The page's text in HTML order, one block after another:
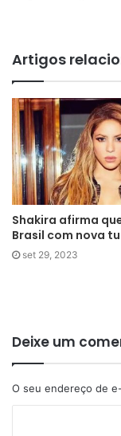
Artigos
Shakira afirma
Brasil com nova
set 29, 2023
Deixe um
O seu endereço de